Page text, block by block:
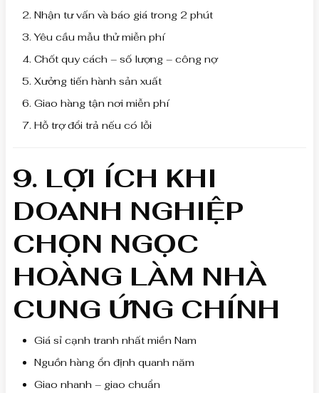
Nhận tư vấn và báo giá trong 2 phút
Yêu cầu mẫu thử miễn phí
Chốt quy cách – số lượng – công nợ
Xưởng tiến hành sản xuất
Giao hàng tận nơi miễn phí
Hỗ trợ đổi trả nếu có lỗi
9. LỢI ÍCH KHI
DOANH NGHIỆP
CHỌN NGỌC
HOÀNG LÀM NHÀ
CUNG ỨNG CHÍNH
Giá sỉ cạnh tranh nhất miền Nam
Nguồn hàng ổn định quanh năm
Giao nhanh – giao chuẩn